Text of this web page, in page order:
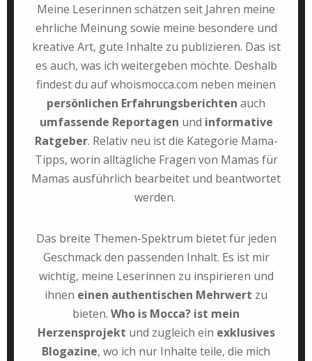
Meine Leserinnen schätzen seit Jahren meine
ehrliche Meinung sowie meine besondere und
kreative Art, gute Inhalte zu publizieren. Das ist
es auch, was ich weitergeben möchte. Deshalb
findest du auf whoismocca.com neben meinen
persönlichen Erfahrungsberichten auch
umfassende Reportagen und informative
Ratgeber. Relativ neu ist die Kategorie Mama-
Tipps, worin alltägliche Fragen von Mamas für
Mamas ausführlich bearbeitet und beantwortet
werden.
Das breite Themen-Spektrum bietet für jeden
Geschmack den passenden Inhalt. Es ist mir
wichtig, meine Leserinnen zu inspirieren und
ihnen einen authentischen Mehrwert zu
bieten. Who is Mocca? ist mein
Herzensprojekt und zugleich ein exklusives
Blogazine, wo ich nur Inhalte teile, die mich